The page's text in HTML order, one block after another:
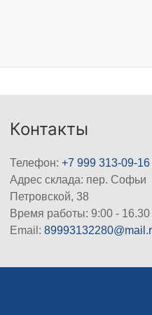
Контакты
Телефон:+7 999 313-09-16
Адрес склада: пер. Софьи
Петровской, 38
Время работы: 9:00 - 16.30
Email: